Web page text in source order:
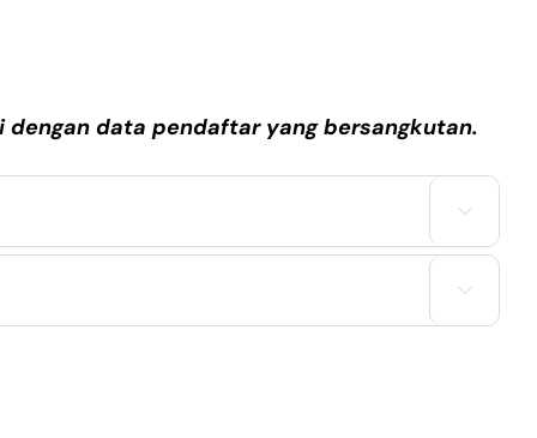
data pendaftar yang bersangkutan.

